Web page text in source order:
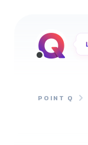
POINT Q